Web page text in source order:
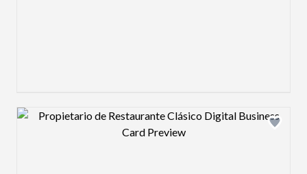
Design preview image